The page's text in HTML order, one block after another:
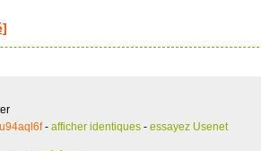
- afficher identiques - essayez Usenet